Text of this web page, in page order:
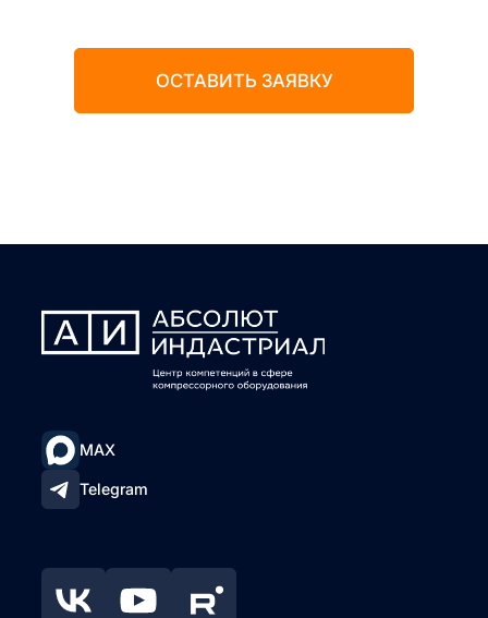
ОСТАВИТЬ ЗАЯВКУ
MAX
Telegram